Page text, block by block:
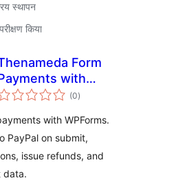
स्थापन
किया
Form
with
for
(0कुल
दर)
with WPForms.
PayPal on submit,
issue refunds, and
data.